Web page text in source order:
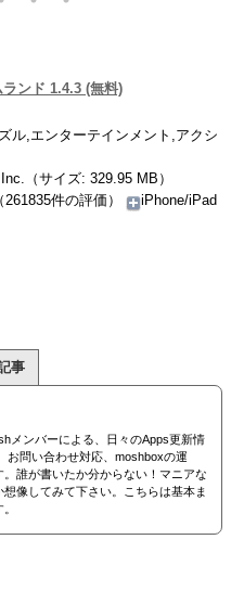
ンド 1.4.3 (無料)
ル,エンターテインメント,アクシ
（サイズ: 329.95 MB）
（261835件の評価）
iPhone/iPad
事
メンバーによる、日々のApps更新情
お問い合わせ対応、moshboxの運
誰が書いたか分からない！マニアな
像してみて下さい。こちらは基本ま